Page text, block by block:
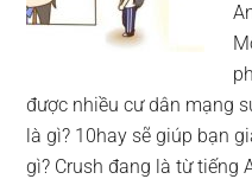
được nhiều cư dân mạng
là gì? 10hay sẽ giúp bạn
gì? Crush đang là từ tiếng